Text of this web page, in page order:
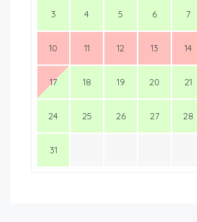
3 4 5 6 7
10 11 12 13 14
17 18 19 20 21
24 25 26 27 28
31